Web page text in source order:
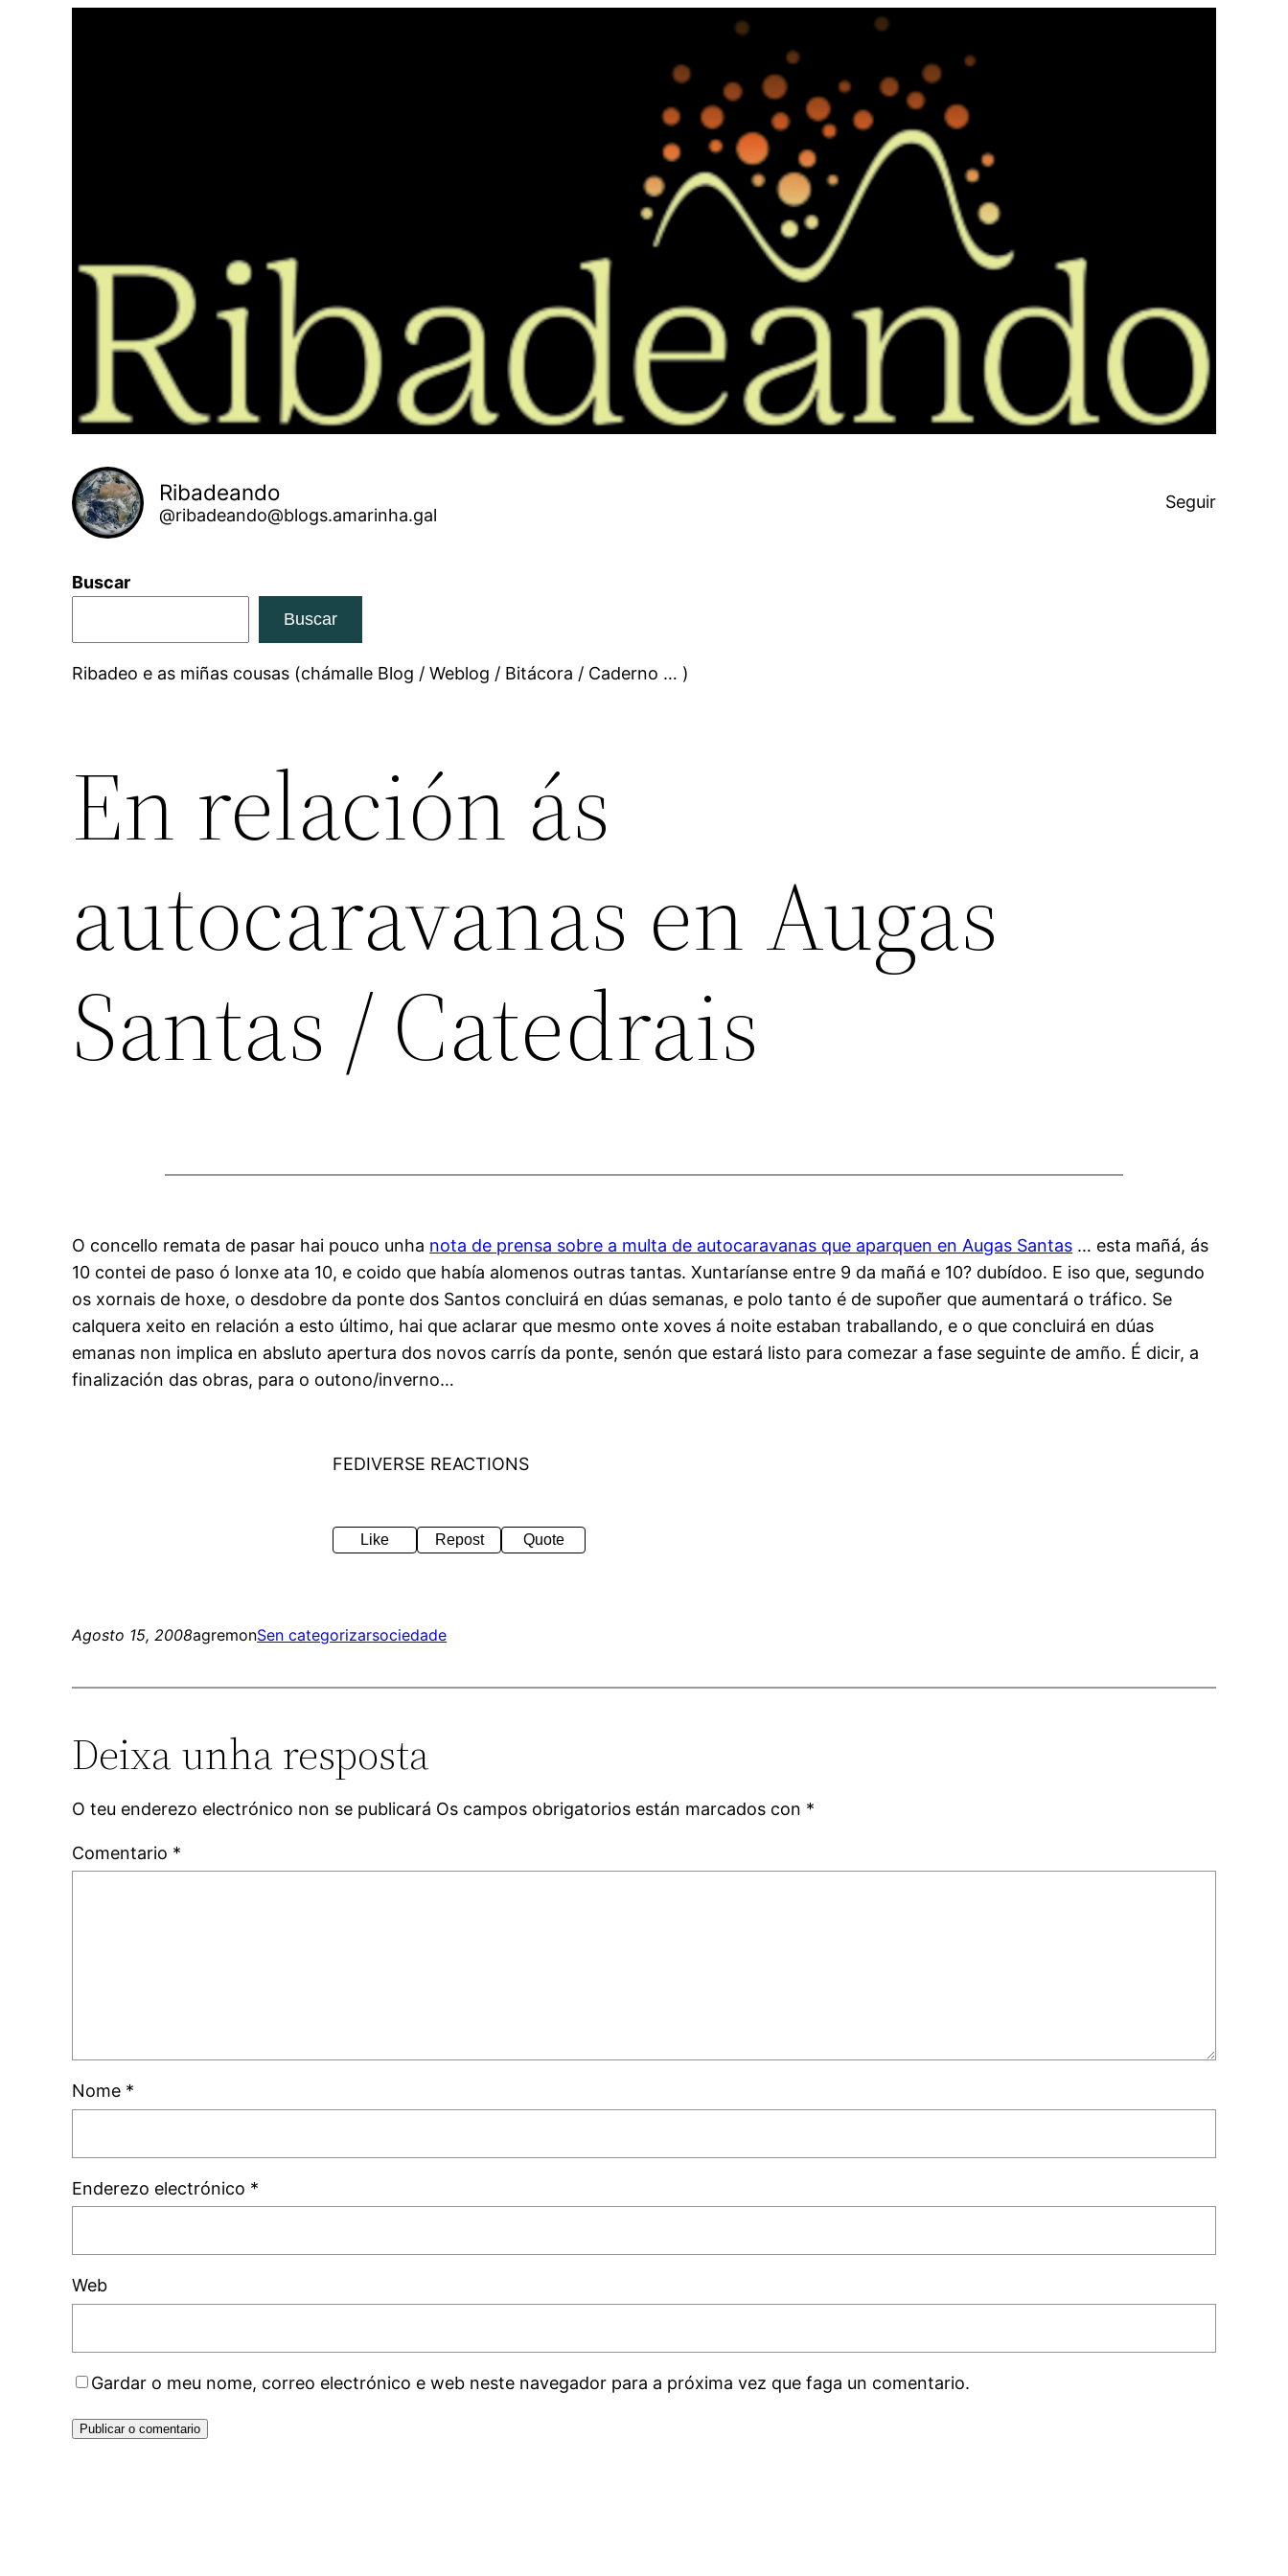
Ribadeando
@ribadeando@blogs.amarinha.gal
Seguir
Buscar
Buscar
Ribadeo e as miñas cousas (chámalle Blog / Weblog / Bitácora / Caderno … )
En relación ás
autocaravanas en Augas
Santas / Catedrais
O concello remata de pasar hai pouco unha nota de prensa sobre a multa de autocaravanas que aparquen en Augas Santas … esta mañá, ás
10 contei de paso ó lonxe ata 10, e coido que había alomenos outras tantas. Xuntaríanse entre 9 da mañá e 10? dubídoo. E iso que, segundo
os xornais de hoxe, o desdobre da ponte dos Santos concluirá en dúas semanas, e polo tanto é de supoñer que aumentará o tráfico. Se
calquera xeito en relación a esto último, hai que aclarar que mesmo onte xoves á noite estaban traballando, e o que concluirá en dúas
emanas non implica en absluto apertura dos novos carrís da ponte, senón que estará listo para comezar a fase seguinte de amño. É dicir, a
finalización das obras, para o outono/inverno…
FEDIVERSE REACTIONS
Like Repost Quote
Agosto 15, 2008agremonSen categorizarsociedade
Deixa unha resposta
O teu enderezo electrónico non se publicará Os campos obrigatorios están marcados con *
Comentario *
Nome *
Enderezo electrónico *
Web
Gardar o meu nome, correo electrónico e web neste navegador para a próxima vez que faga un comentario.